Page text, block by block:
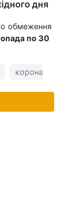
дня
обмеження
по 30
коронавірус